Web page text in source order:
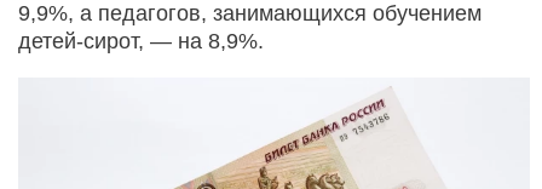
9,9%, а педагогов, занимающихся обучением
детей-сирот, — на 8,9%.